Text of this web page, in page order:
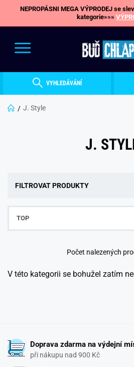
NEPROPÁSNI MEGA VÝPRODEJ se
kategorie»»»
VYHLEDÁVÁNÍ
J. Style
J.
FILTROVAT PRODUKTY
TOP
Počet nalezených
V této kategorii se bohužel zatím
Doprava zdarma na výdejní
při nákupu nad 900 Kč